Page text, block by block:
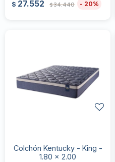
$ 27.552 $34.440 20
Colchón Kentucky - King -
1.80 x 2.00